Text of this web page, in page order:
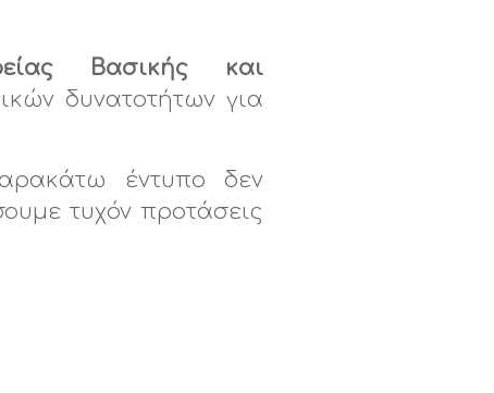
Βασικής και
δυνατοτήτων για
έντυπο δεν
τυχόν προτάσεις